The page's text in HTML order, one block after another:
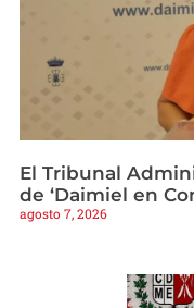
El Tribunal
de ‘Daimiel en
agosto 7, 2026